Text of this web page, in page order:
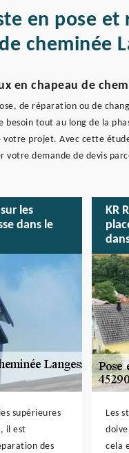
en pose
cheminée
en chapeau de
de réparation ou de
besoin tout au long de la
projet. Avec cette
votre demande de devis
les
dans le
supérieures
il est
des
KR
Les
cela